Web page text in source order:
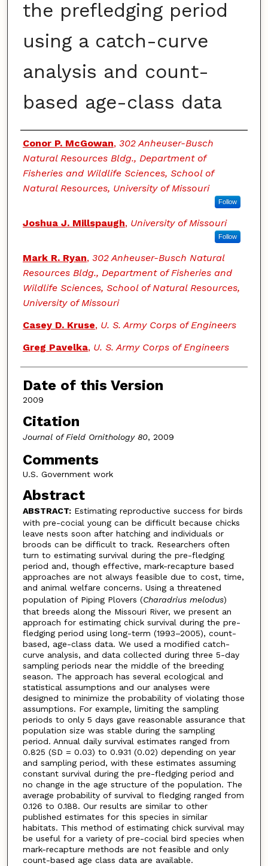
the prefledging period
using a catch-curve
analysis and count-
based age-class data
Authors
Conor P. McGowan, 302 Anheuser-Busch
Natural Resources Bldg., Department of
Fisheries and Wildlife Sciences, School of
Natural Resources, University of Missouri
Follow
Joshua J. Millspaugh, University of Missouri
Follow
Mark R. Ryan, 302 Anheuser-Busch Natural
Resources Bldg., Department of Fisheries and
Wildlife Sciences, School of Natural Resources,
University of Missouri
Casey D. Kruse, U. S. Army Corps of Engineers
Greg Pavelka, U. S. Army Corps of Engineers
Date of this Version
2009
Citation
Journal of Field Ornithology 80, 2009
Comments
U.S. Government work
Abstract
ABSTRACT:Estimating reproductive success for birds
with pre-cocial young can be difficult because chicks
leave nests soon after hatching and individuals or
broods can be difficult to track. Researchers often
turn to estimating survival during the pre-fledging
period and, though effective, mark-recapture based
approaches are not always feasible due to cost, time,
and animal welfare concerns. Using a threatened
population of Piping Plovers (Charadrius melodus)
that breeds along the Missouri River, we present an
approach for estimating chick survival during the pre-
fledging period using long-term (1993–2005), count-
based, age-class data. We used a modified catch-
curve analysis, and data collected during three 5-day
sampling periods near the middle of the breeding
season. The approach has several ecological and
statistical assumptions and our analyses were
designed to minimize the probability of violating those
assumptions. For example, limiting the sampling
periods to only 5 days gave reasonable assurance that
population size was stable during the sampling
period. Annual daily survival estimates ranged from
0.825 (SD = 0.03) to 0.931 (0.02) depending on year
and sampling period, with these estimates assuming
constant survival during the pre-fledging period and
no change in the age structure of the population. The
average probability of survival to fledging ranged from
0.126 to 0.188. Our results are similar to other
published estimates for this species in similar
habitats. This method of estimating chick survival may
be useful for a variety of pre-cocial bird species when
mark-recapture methods are not feasible and only
count-based age class data are available.